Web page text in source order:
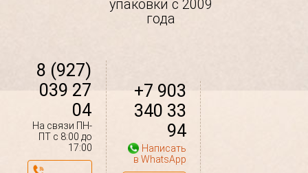
упаковки с 2009
года
8 (927)
039 27
04
На связи ПН-
ПТ с 8:00 до
17:00
+7 903
340 33
94
Написать
в WhatsApp